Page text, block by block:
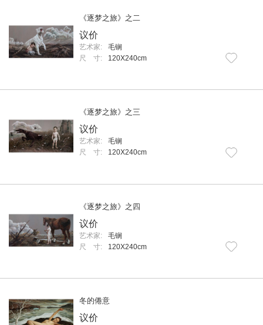
《逐梦之旅》之二
议价
艺术家:
毛锎
尺 寸:
120X240cm
《逐梦之旅》之三
议价
艺术家:
毛锎
尺 寸:
120X240cm
《逐梦之旅》之四
议价
艺术家:
毛锎
尺 寸:
120X240cm
冬的倦意
议价